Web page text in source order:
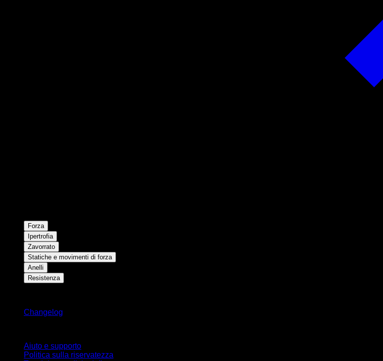
Forza
Ipertrofia
Zavorrato
Statiche e movimenti di forza
Anelli
Resistenza
Changelog
Aiuto e supporto
Politica sulla riservatezza